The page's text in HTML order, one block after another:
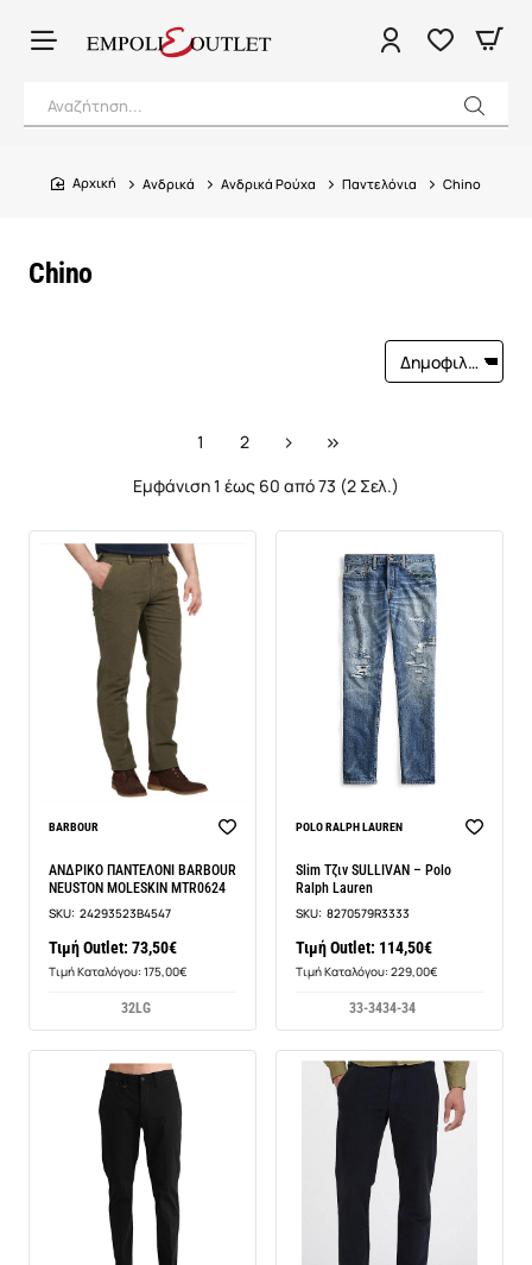
Αναζήτηση...
Chino
home
Ανδρικά Ανδρικά Ρούχα Παντελόνια Chino
1
2
Εμφάνιση 1 έως 60 από 73 (2 Σελ.)
BARBOUR
ΑΝΔΡΙΚΟ ΠΑΝΤΕΛΟΝΙ BARBOUR
NEUSTON MOLESKIN MTR0624
SKU: 24293523B4547
Τιμή Outlet: 73,50€
Τιμή Καταλόγου: 175,00€
32LG
POLO RALPH LAUREN
Slim Τζιν SULLIVAN – Polo
Ralph Lauren
SKU: 8270579R3333
Τιμή Outlet: 114,50€
Τιμή Καταλόγου: 229,00€
33-3434-34